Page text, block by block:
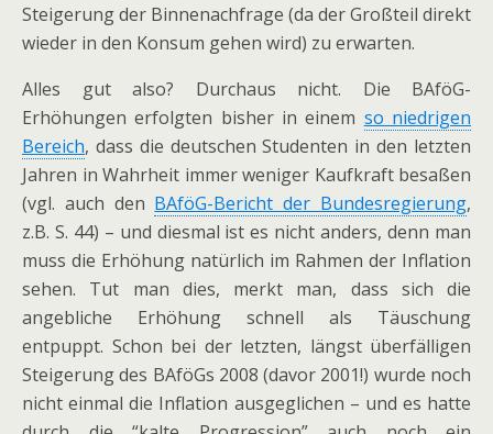
Steigerung der Binnenachfrage (da der Großteil direkt
wieder in den Konsum gehen wird) zu erwarten.
Alles gut also? Durchaus nicht. Die BAföG-
Erhöhungen erfolgten bisher in einem so niedrigen
Bereich, dass die deutschen Studenten in den letzten
Jahren in Wahrheit immer weniger Kaufkraft besaßen
(vgl. auch den BAföG-Bericht der Bundesregierung,
z.B. S. 44) – und diesmal ist es nicht anders, denn man
muss die Erhöhung natürlich im Rahmen der Inflation
sehen. Tut man dies, merkt man, dass sich die
angebliche Erhöhung schnell als Täuschung
entpuppt. Schon bei der letzten, längst überfälligen
Steigerung des BAföGs 2008 (davor 2001!) wurde noch
nicht einmal die Inflation ausgeglichen – und es hatte